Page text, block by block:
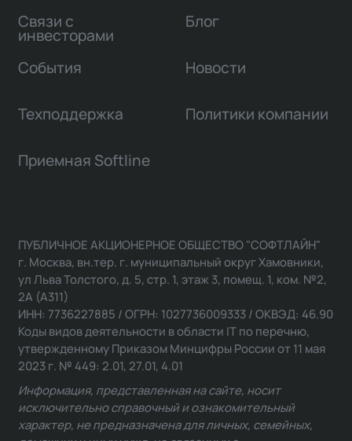
Связи с
инвесторами
Блог
События Новости
Техподдержка Политики компании
Приемная Softline
ПУБЛИЧНОЕ АКЦИОНЕРНОЕ ОБЩЕСТВО "СОФТЛАЙН"
г. Москва, вн.тер. г. муниципальный округ Хамовники,
ул Льва Толстого, д. 5, стр. 1, этаж 3, помещ. 1, ком. №2,
2А (А311)
ИНН: 7736227885 / ОГРН: 1027736009333 / ОКВЭД: 46.90
Коды видов деятельности в области IT по перечню,
утвержденному Приказом Минцифры России от 11 мая
2023 г. № 449: 2.01, 27.01, 4.01
Информация, представленная на сайте, носит
исключительно справочный и ознакомительный
характер, не предназначена для личных, семейных,